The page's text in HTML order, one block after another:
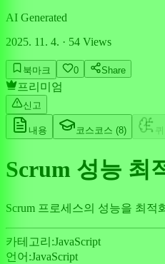
AI Generated
2025. 11. 4. · 54 Views
북마크 0 Share
프리미엄
신고
내용 코스 코스 (8)
Scrum 성능 최
Scrum 프로세스의 성능을 최
카테고리:JavaScript
언어:JavaScript